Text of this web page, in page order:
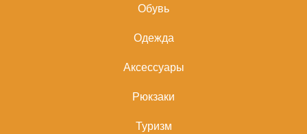
Обувь
Одежда
Аксессуары
Рюкзаки
Туризм